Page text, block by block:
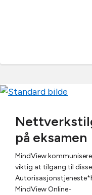
på eksamen
MindView
viktig at tilgang til
MindView Online-